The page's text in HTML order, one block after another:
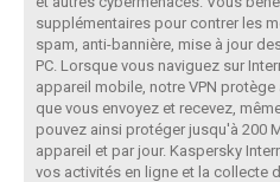
supplémentaires pour contrer les
spam, anti-bannière, mise à jour
PC. Lorsque vous naviguez sur
appareil mobile, notre VPN
que vous envoyez et recevez,
pouvez ainsi protéger jusqu'à 200
appareil et par jour. Kaspersky
vos activités en ligne et la collecte